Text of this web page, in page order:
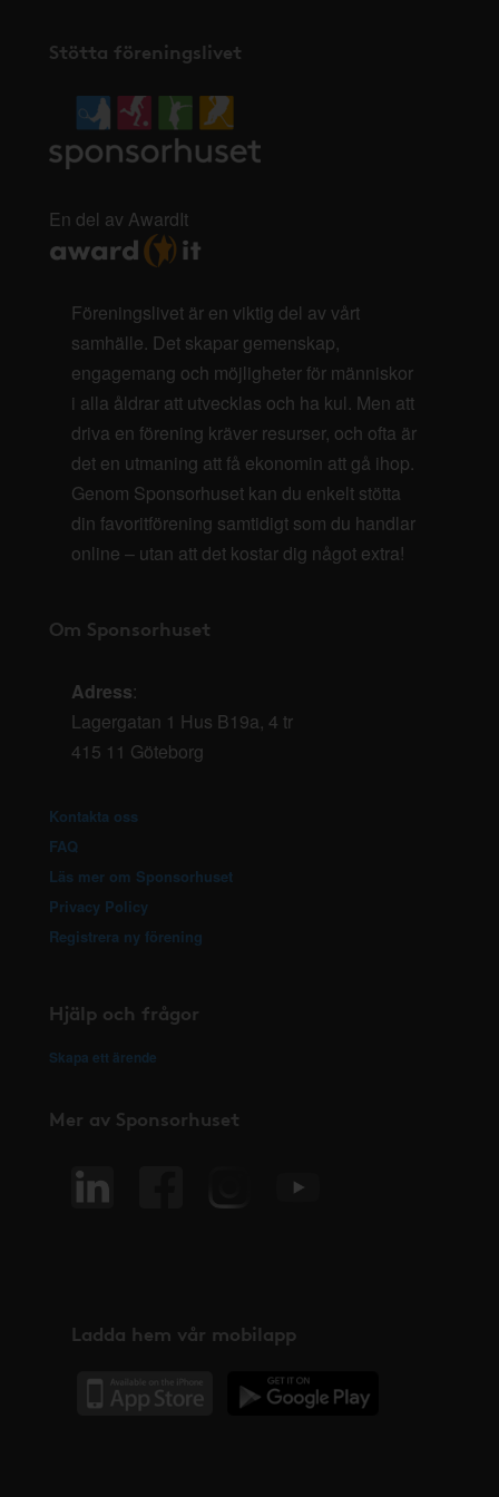
Stötta föreningslivet
En del av AwardIt
Föreningslivet är en viktig del av vårt
samhälle. Det skapar gemenskap,
engagemang och möjligheter för människor
i alla åldrar att utvecklas och ha kul. Men att
driva en förening kräver resurser, och ofta är
det en utmaning att få ekonomin att gå ihop.
Genom Sponsorhuset kan du enkelt stötta
din favoritförening samtidigt som du handlar
online – utan att det kostar dig något extra!
Om Sponsorhuset
Adress:
Lagergatan 1 Hus B19a, 4 tr
415 11 Göteborg
Kontakta oss
FAQ
Läs mer om Sponsorhuset
Privacy Policy
Registrera ny förening
Hjälp och frågor
Skapa ett ärende
Mer av Sponsorhuset
Ladda hem vår mobilapp